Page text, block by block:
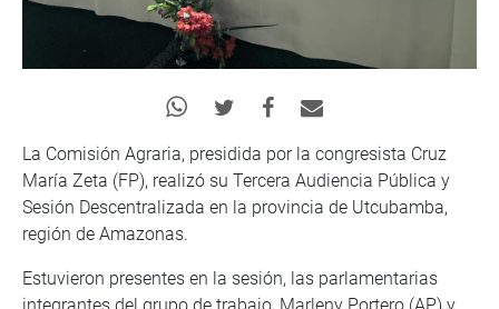
La Comisión Agraria, presidida por la congresista Cruz
María Zeta (FP), realizó su Tercera Audiencia Pública y
Sesión Descentralizada en la provincia de Utcubamba,
región de Amazonas.
Estuvieron presentes en la sesión, las parlamentarias